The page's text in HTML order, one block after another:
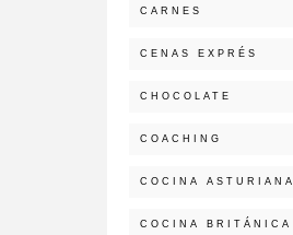
CARNES
CENAS EXPRÉS
CHOCOLATE
COACHING
COCINA ASTURIANA
COCINA BRITÁNICA